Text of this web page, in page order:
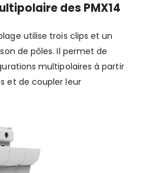
des PMX14
utilise trois clips et un
de pôles. Il permet de
multipolaires à partir
et de coupler leur